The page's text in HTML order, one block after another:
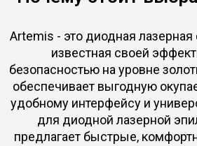
Artemis - это диодная
известная своей
безопасностью на уровне
обеспечивает выгодную
удобному интерфейсу и
для диодной лазерной
предлагает быстрые,